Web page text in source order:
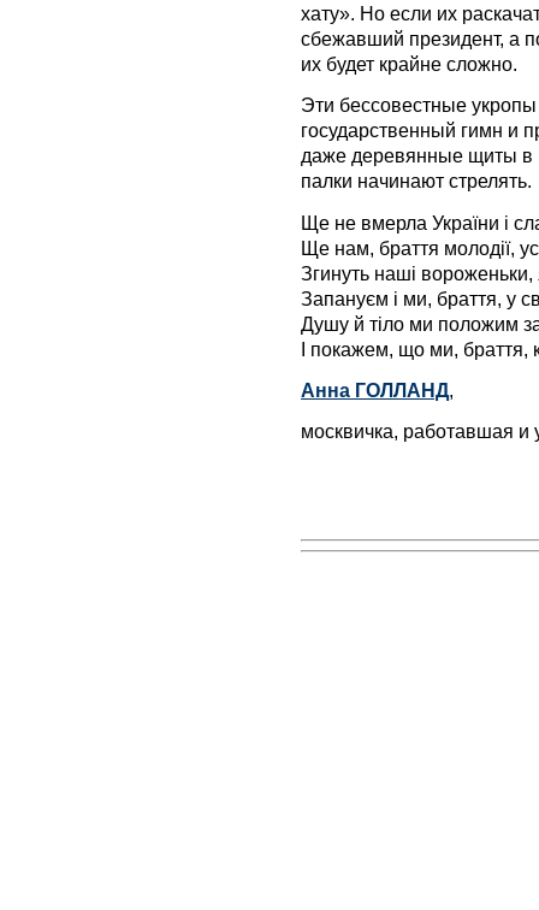
хату». Но если их
сбежавший президент, а
их будет крайне сложно.
Эти бессовестные
государственный гимн и
даже деревянные щиты в
палки начинают стрелять.
Ще не вмерла України і
Ще нам, браття молодії,
Згинуть наші вороженьки,
Запануєм i ми, браття, у
Душу й тіло ми положим
І покажем, що ми, браття,
Анна ГОЛЛАНД,
москвичка, работавшая